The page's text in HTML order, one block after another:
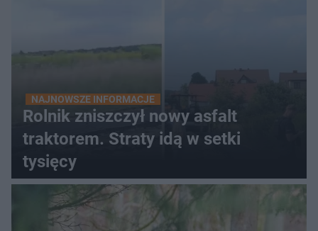
NAJNOWSZE INFORMACJE
Rolnik zniszczył nowy asfalt
traktorem. Straty idą w setki
tysięcy